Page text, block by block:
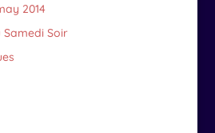
2014
Samedi Soir